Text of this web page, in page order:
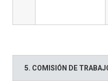
5. COMISIÓN DE